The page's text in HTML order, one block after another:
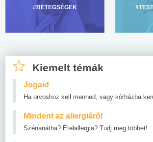
#BETEGSÉGEK
Kiemelt témák
Jogaid
Ha orvoshoz kell menned, vagy kórházba
Mindent az allergiáról
Szénanátha? Ételallergia? Tudj meg többet!